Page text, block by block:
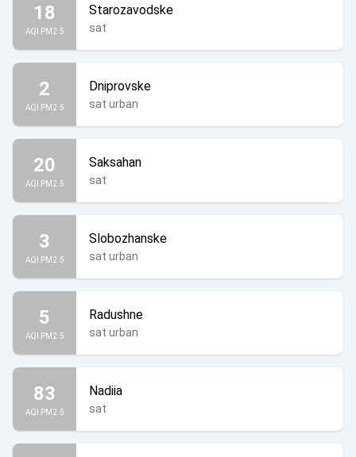
18
AQI PM2.5
Starozavodske
sat
2
AQI PM2.5
Dniprovske
sat urban
20
AQI PM2.5
Saksahan
sat
3
AQI PM2.5
Slobozhanske
sat urban
5
AQI PM2.5
Radushne
sat urban
83
AQI PM2.5
Nadiia
sat